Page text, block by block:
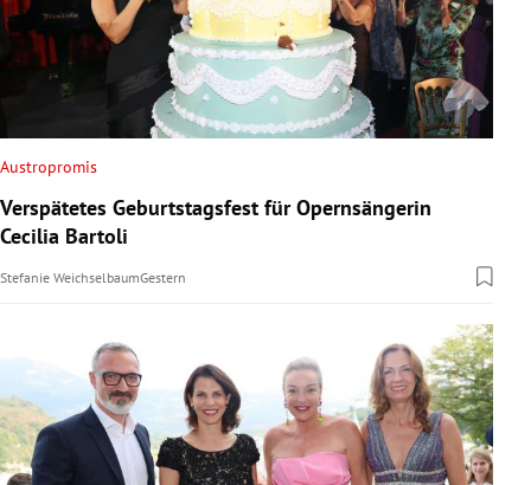
Austropromis
Verspätetes Geburtstagsfest für Opernsängerin
Cecilia Bartoli
Stefanie WeichselbaumGestern